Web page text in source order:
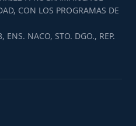
CON LOS PROGRAMAS DE
ENS. NACO, STO. DGO., REP.